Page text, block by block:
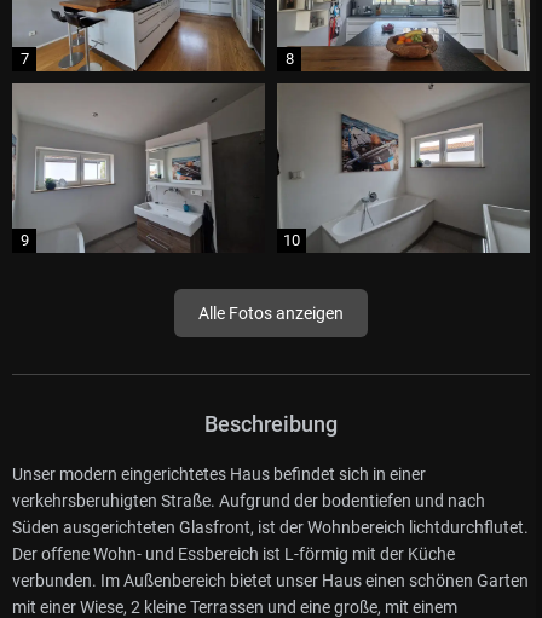
Alle Fotos anzeigen
Beschreibung
Unser modern eingerichtetes Haus befindet sich in einer
verkehrsberuhigten Straße. Aufgrund der bodentiefen und nach
Süden ausgerichteten Glasfront, ist der Wohnbereich lichtdurchflutet.
Der offene Wohn- und Essbereich ist L-förmig mit der Küche
verbunden. Im Außenbereich bietet unser Haus einen schönen Garten
mit einer Wiese, 2 kleine Terrassen und eine große, mit einem